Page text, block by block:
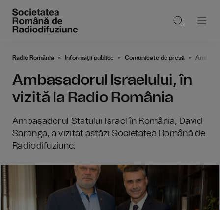
Radio România Informaţii publice Comunicate de presă
Ambasadorul Israelului, în
vizită la Radio România
Ambasadorul Statului Israel în România, David
Saranga, a vizitat astăzi Societatea Română de
Radiodifuziune.